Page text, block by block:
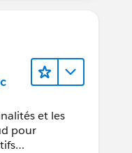
et les
pour